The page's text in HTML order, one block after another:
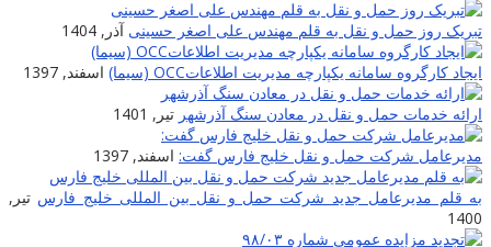
تبریک روز حمل و نقل به قلم مهندس علی اصغر حسینی آذر, 1404
ایجاد کارگروه سامانه یکپارچه مدیریت اطلاعاتOCC (سیما)
اسفند, 1397
ارائه خدمات حمل و نقل در معادن سنگ آذرشهر تیر, 1401
مدیرعامل شرکت حمل و نقل خلیج فارس گفت: اسفند, 1397
به قلم مدیرعامل جدید شرکت حمل و نقل بین المللی خلیج فارس تیر,
1400